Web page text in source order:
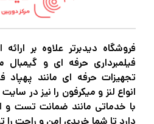
روشن است، برای کار در
است و همچنین کنترل
برای جداسازی سوژه
نوری پیشرفته استفاده
پراکندگی کم و عناصر
انحرافات کروماتیک و
فروشگاه دیدبرتر علاوه بر
فیلمبرداری حرفه ای و گیمبال
تجهیزات حرفه ای مانند پهپاد
انواع لنز و میکرفون را نیز در
با خدماتی مانند ضمانت تست و
دارد تا شما خریدی امن و راحت را